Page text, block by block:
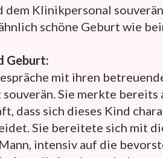
dem Klinikpersonal
schöne Geburt wie
Geburt:
mit ihren
Sie merkte bereits
dass sich dieses Kind
Sie bereitete sich mit
intensiv auf die